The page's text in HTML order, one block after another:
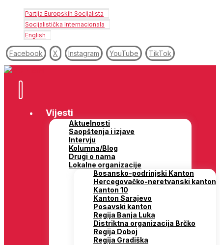
Partija Europskih Socijalista
Socijalistička Internacionala
English
Facebook X Instagram YouTube TikTok
Vijesti
Aktuelnosti
Saopštenja i izjave
Intervju
Kolumna/Blog
Drugi o nama
Lokalne organizacije
Bosansko-podrinjski Kanton
Hercegovačko-neretvanski kanton
Kanton 10
Kanton Sarajevo
Posavski kanton
Regija Banja Luka
Distriktna organizacija Brčko
Regija Doboj
Regija Gradiška